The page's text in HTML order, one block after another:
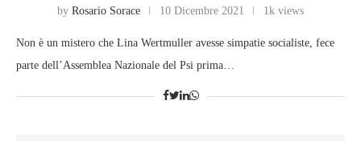
by Rosario Sorace 10 Dicembre 2021 1k views
Non è un mistero che Lina Wertmuller avesse simpatie socialiste, fece
parte dell’Assemblea Nazionale del Psi prima…